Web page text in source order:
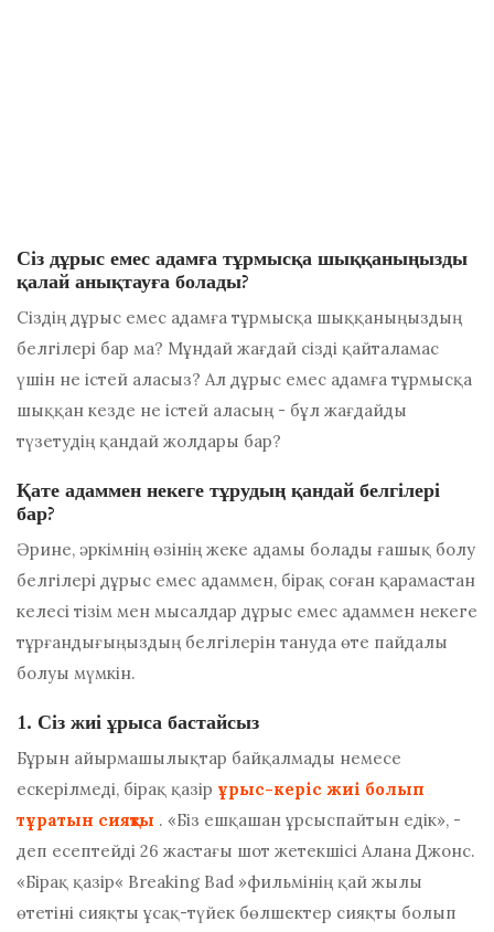
Сіз дұрыс емес адамға тұрмысқа шыққаныңызды
қалай анықтауға болады?
Сіздің дұрыс емес адамға тұрмысқа шыққаныңыздың
белгілері бар ма? Мұндай жағдай сізді қайталамас
үшін не істей аласыз? Ал дұрыс емес адамға тұрмысқа
шыққан кезде не істей аласың - бұл жағдайды
түзетудің қандай жолдары бар?
Қате адаммен некеге тұрудың қандай белгілері
бар?
Әрине, әркімнің өзінің жеке адамы болады ғашық болу
белгілері дұрыс емес адаммен, бірақ соған қарамастан
келесі тізім мен мысалдар дұрыс емес адаммен некеге
тұрғандығыңыздың белгілерін тануда өте пайдалы
болуы мүмкін.
1. Сіз жиі ұрыса бастайсыз
Бұрын айырмашылықтар байқалмады немесе
ескерілмеді, бірақ қазір ұрыс-керіс жиі болып
тұратын сияқты . «Біз ешқашан ұрсыспайтын едік», -
деп есептейді 26 жастағы шот жетекшісі Алана Джонс.
«Бірақ қазір« Breaking Bad »фильмінің қай жылы
өтетіні сияқты ұсақ-түйек бөлшектер сияқты болып